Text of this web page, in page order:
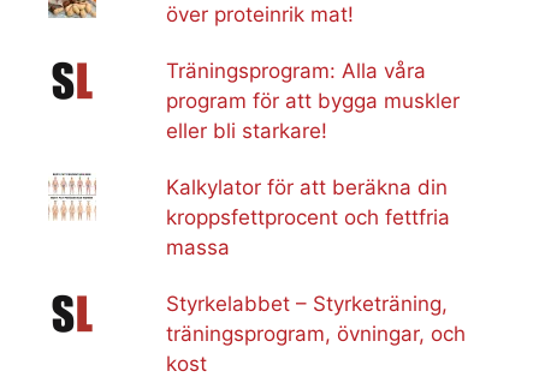
över proteinrik mat!
Träningsprogram: Alla våra
program för att bygga muskler
eller bli starkare!
Kalkylator för att beräkna din
kroppsfettprocent och fettfria
massa
Styrkelabbet – Styrketräning,
träningsprogram, övningar, och
kost